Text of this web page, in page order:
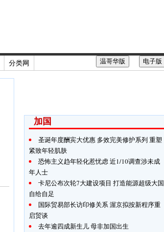
分类网 电子版
温哥华版
加国
圣诞年度酬宾大优惠 多效完美修护系列 重塑
紧致年轻肌肤
恐怖主义趋年轻化惹忧虑 近1/10调查涉未成
年人士
卡尼公布次轮7大建设项目 打造能源超级大国
自给自足
国际贸易部长访印修关系 渥京拟按新程序重
启贸谈
去年逾四成新生儿 母非加国出生